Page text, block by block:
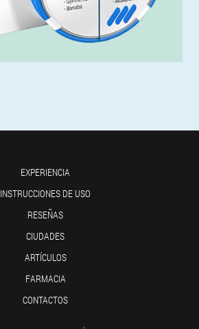
EXPERIENCIA
INSTRUCCIONES DE USO
RESEÑAS
CIUDADES
ARTÍCULOS
FARMACIA
CONTACTOS